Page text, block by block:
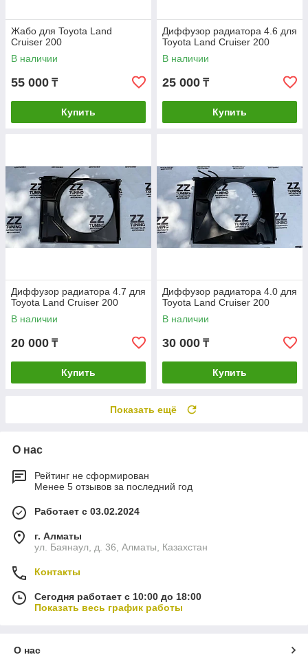
Жабо для Toyota Land
Cruiser 200
В наличии
55 000 ₸
Купить
Диффузор радиатора 4.6 для
Toyota Land Cruiser 200
В наличии
25 000 ₸
Купить
Диффузор радиатора 4.7 для
Toyota Land Cruiser 200
В наличии
20 000 ₸
Купить
Диффузор радиатора 4.0 для
Toyota Land Cruiser 200
В наличии
30 000 ₸
Купить
Показать ещё
О нас
Рейтинг не сформирован
Менее 5 отзывов за последний год
Работает с 03.02.2024
г. Алматы
ул. Баянаул, д. 36, Алматы, Казахстан
Контакты
Сегодня работает с 10:00 до 18:00
Показать весь график работы
О нас